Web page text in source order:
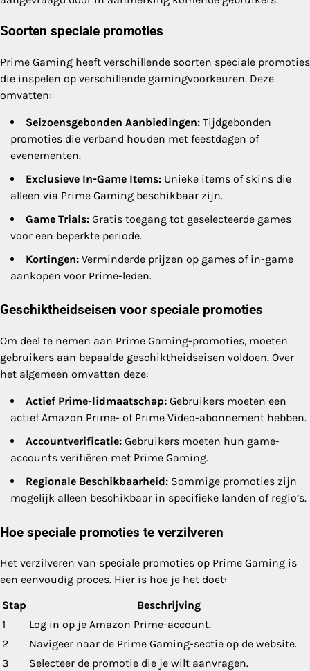
Soorten speciale promoties
Prime Gaming heeft verschillende soorten speciale promoties
die inspelen op verschillende gamingvoorkeuren. Deze
omvatten:
Seizoensgebonden Aanbiedingen: Tijdgebonden
promoties die verband houden met feestdagen of
evenementen.
Exclusieve In-Game Items: Unieke items of skins die
alleen via Prime Gaming beschikbaar zijn.
Game Trials: Gratis toegang tot geselecteerde games
voor een beperkte periode.
Kortingen: Verminderde prijzen op games of in-game
aankopen voor Prime-leden.
Geschiktheidseisen voor speciale promoties
Om deel te nemen aan Prime Gaming-promoties, moeten
gebruikers aan bepaalde geschiktheidseisen voldoen. Over
het algemeen omvatten deze:
Actief Prime-lidmaatschap: Gebruikers moeten een
actief Amazon Prime- of Prime Video-abonnement hebben.
Accountverificatie: Gebruikers moeten hun game-
accounts verifiëren met Prime Gaming.
Regionale Beschikbaarheid: Sommige promoties zijn
mogelijk alleen beschikbaar in specifieke landen of regio’s.
Hoe speciale promoties te verzilveren
Het verzilveren van speciale promoties op Prime Gaming is
een eenvoudig proces. Hier is hoe je het doet:
Stap
Beschrijving
1
Log in op je Amazon Prime-account.
2
Navigeer naar de Prime Gaming-sectie op de website.
3
Selecteer de promotie die je wilt aanvragen.